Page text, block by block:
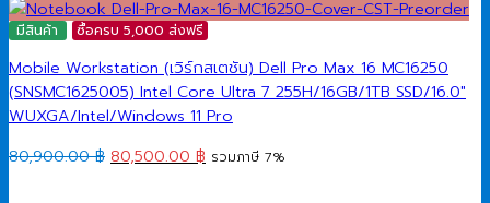
มีสินค้า ซื้อครบ 5,000 ส่งฟรี
Mobile Workstation (เวิร์กสเตชัน) Dell Pro Max 16 MC16250
(SNSMC1625005) Intel Core Ultra 7 255H/16GB/1TB SSD/16.0″
WUXGA/Intel/Windows 11 Pro
80,900.00฿ Original
80,500.00 ฿ Current
รวมภาษี 7%